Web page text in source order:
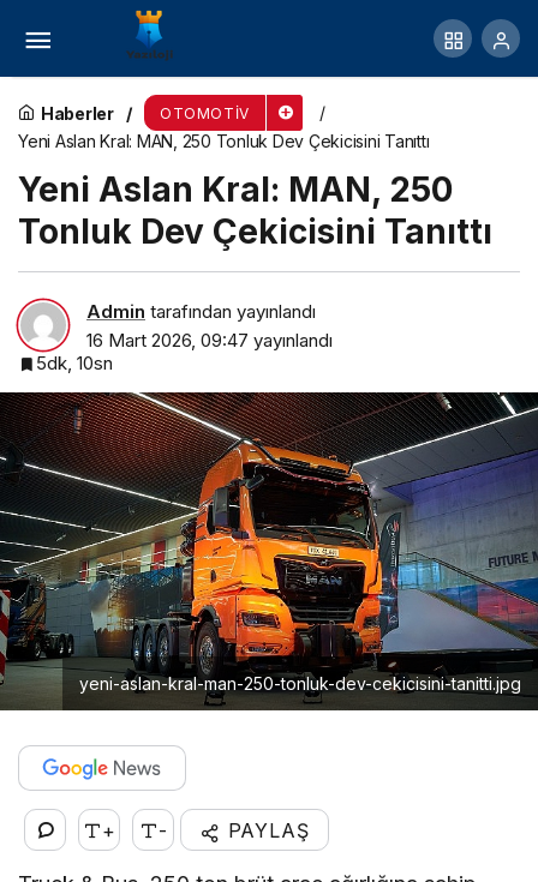
Haberler OTOMOTIV
Yeni Aslan Kral: MAN, 250 Tonluk Dev Çekicisini Tanıttı
Yeni Aslan Kral: MAN, 250
Tonluk Dev Çekicisini Tanıttı
Admin tarafından yayınlandı
16 Mart 2026, 09:47 yayınlandı
5dk, 10sn
yeni-aslan-kral-man-250-tonluk-dev-cekicisini-tanitti.jpg
+ - PAYLAŞ
MAN’ın elektrikli otobüsü Lion’s Coach E,
Erzurum ve İsveç’te kar ve buza meydan okudu